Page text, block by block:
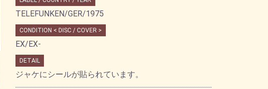
TELEFUNKEN/GER/1975
CONDITION < DISC / COVER >
EX/EX-
DETAIL
ジャケにシールが貼られています。